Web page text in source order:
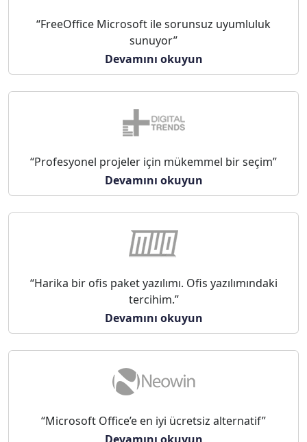
“FreeOffice Microsoft ile sorunsuz uyumluluk
sunuyor”
Devamını okuyun
“Profesyonel projeler için mükemmel bir seçim”
Devamını okuyun
“Harika bir ofis paket yazılımı. Ofis yazılımındaki
tercihim.”
Devamını okuyun
“Microsoft Office’e en iyi ücretsiz alternatif”